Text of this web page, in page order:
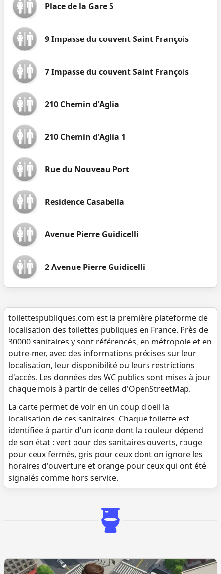
Place de la Gare 5
9 Impasse du couvent Saint François
7 Impasse du couvent Saint François
210 Chemin d'Aglia
210 Chemin d'Aglia 1
Rue du Nouveau Port
Residence Casabella
Avenue Pierre Guidicelli
2 Avenue Pierre Guidicelli
toilettespubliques.com est la première plateforme de
localisation des toilettes publiques en France. Près de
30000 sanitaires y sont référencés, en métropole et en
outre-mer, avec des informations précises sur leur
localisation, leur disponibilité ou leurs restrictions
d'accès. Les données des WC publics sont mises à jour
chaque mois à partir de celles d'OpenStreetMap.
La carte permet de voir en un coup d'oeil la
localisation de ces sanitaires. Chaque toilette est
identifiée à partir d'un icone dont la couleur dépend
de son état : vert pour des sanitaires ouverts, rouge
pour ceux fermés, gris pour ceux dont on ignore les
horaires d'ouverture et orange pour ceux qui ont été
signalés comme hors service.